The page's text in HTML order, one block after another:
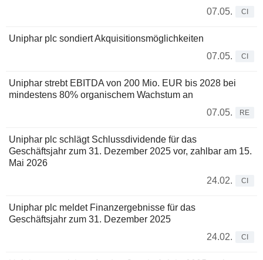
07.05.
CI
Uniphar plc sondiert Akquisitionsmöglichkeiten
07.05.
CI
Uniphar strebt EBITDA von 200 Mio. EUR bis 2028 bei
mindestens 80% organischem Wachstum an
07.05.
RE
Uniphar plc schlägt Schlussdividende für das
Geschäftsjahr zum 31. Dezember 2025 vor, zahlbar am 15.
Mai 2026
24.02.
CI
Uniphar plc meldet Finanzergebnisse für das
Geschäftsjahr zum 31. Dezember 2025
24.02.
CI